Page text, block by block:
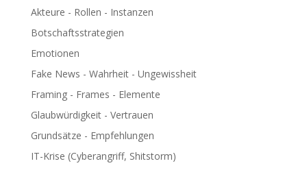
Akteure - Rollen - Instanzen
Botschaftsstrategien
Emotionen
Fake News - Wahrheit - Ungewissheit
Framing - Frames - Elemente
Glaubwürdigkeit - Vertrauen
Grundsätze - Empfehlungen
IT-Krise (Cyberangriff, Shitstorm)